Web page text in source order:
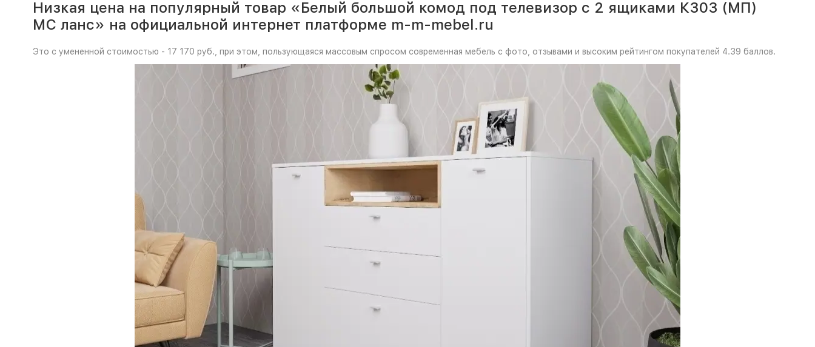
Низкая цена на популярный товар «Белый большой комод под телевизор с 2 ящиками К303 (МП)
МС ланс» на официальной интернет платформе m-m-mebel.ru
Это с умененной стоимостью - 17 170 руб., при этом, пользующаяся массовым спросом современная мебель с фото, отзывами и высоким рейтингом покупателей 4.39 баллов.